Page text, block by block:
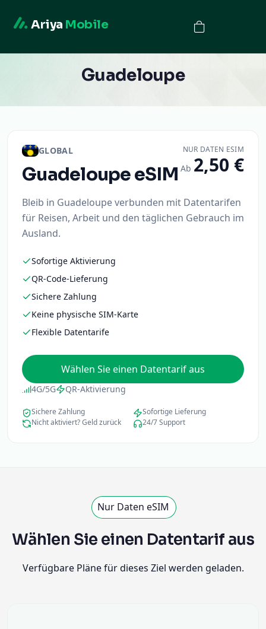
Ariya Mobile
Guadeloupe
GLOBAL
GuadeloupeeSIM
NUR DATEN ESIM
Ab 2,50 €
Bleib in Guadeloupe verbunden mit Datentarifen
für Reisen, Arbeit und den täglichen Gebrauch im
Ausland.
Sofortige Aktivierung
QR-Code-Lieferung
Sichere Zahlung
Keine physische SIM-Karte
Flexible Datentarife
Wählen Sie einen Datentarif aus
4G/5G QR-Aktivierung
Sichere Zahlung
Sofortige Lieferung
Nicht aktiviert? Geld zurück
24/7 Support
Nur Daten eSIM
Wählen Sie einen Datentarif aus
Verfügbare Pläne für dieses Ziel werden geladen.